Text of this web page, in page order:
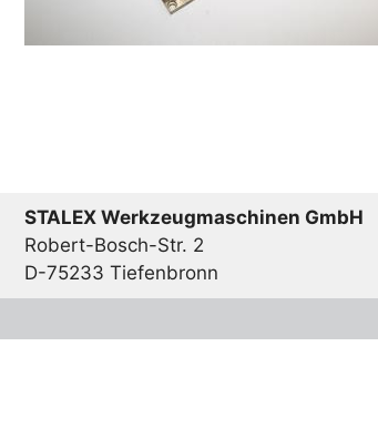
STALEX Werkzeugmaschinen GmbH
Robert-Bosch-Str. 2
D-75233 Tiefenbronn